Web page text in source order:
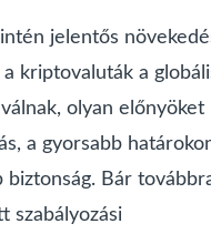
jelentős
kriptovaluták a
olyan előnyöket
a gyorsabb
biztonság. Bár
szabályozási